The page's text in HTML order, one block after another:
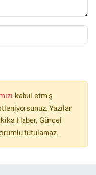
kabul etmiş
Yazılan
Haber, Güncel
tutulamaz.